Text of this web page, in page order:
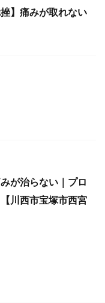
】痛みが取れない
が治らない｜プロ
川西市宝塚市西宮